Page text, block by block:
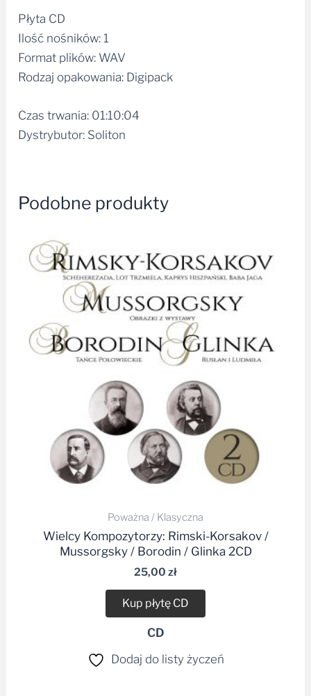
Ilość nośników: 1
Format plików: WAV
Rodzaj opakowania: Digipack
Dystrybutor: Soliton
Wielcy Kompozytorzy: Rimski-Korsakov /
Mussorgsky / Borodin / Glinka 2CD
25,00zł
Kup płytę CD
CD
Dodaj do listy życzeń